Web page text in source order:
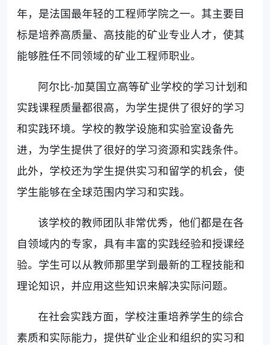
年，是法国最年轻的工程师学院之一。其主要目
标是培养高质量、高技能的矿业专业人才，使其
能够胜任不同领域的矿业工程师职业。
阿尔比-加莫国立高等矿业学校的学习计划和
实践课程质量都很高，为学生提供了很好的学习
和实践环境。学校的教学设施和实验室设备先
进，为学生提供了很好的学习资源和实践条件。
此外，学校还为学生提供实习和留学的机会，使
学生能够在全球范围内学习和实践。
该学校的教师团队非常优秀，他们都是在各
自领域内的专家，具有丰富的实践经验和授课经
验。学生可以从教师那里学到最新的工程技能和
理论知识，并应用这些知识来解决实际问题。
在社会实践方面，学校注重培养学生的综合
素质和实际能力，提供矿业企业和组织的实习和